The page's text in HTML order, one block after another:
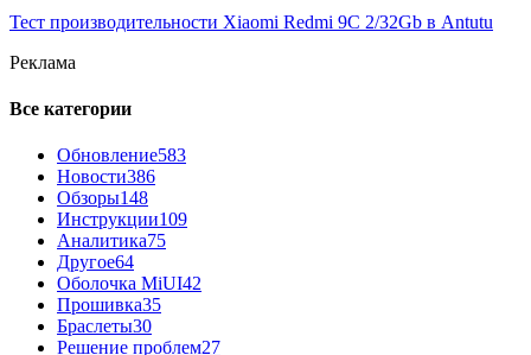
Тест производительности Xiaomi Redmi 9C 2/32Gb в Antutu
Реклама
Все категории
Обновление583
Новости386
Обзоры148
Инструкции109
Аналитика75
Другое64
Оболочка MiUI42
Прошивка35
Браслеты30
Решение проблем27